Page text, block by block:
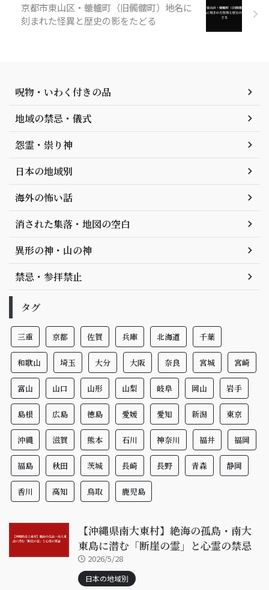
京都市東山区・轆轤町（旧髑髏町）――地名に
刻まれた怪異と歴史の影をたどる
呪物・いわく付きの品
地域の禁忌・儀式
怨霊・祟り神
日本の地域別
海外の怖い話
消された集落・地図の空白
異形の神・山の神
禁忌・参拝禁止
タグ
三重 京都 佐賀 兵庫 北海道 千葉
和歌山 埼玉 大分 大阪 奈良 宮城 宮崎
富山 山口 山形 山梨 岐阜 岡山 岩手
島根 広島 徳島 愛媛 愛知 新潟 東京
沖縄 滋賀 熊本 石川 神奈川 福井 福岡
福島 秋田 茨城 長崎 長野 青森 静岡
香川 高知 鳥取 鹿児島
【沖縄県南大東村】絶海の孤島・南大
東島に潜む「断崖の霊」と心霊の禁忌
2026/5/28
日本の地域別